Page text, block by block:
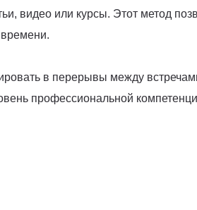
видео или курсы. Этот метод
времени.
в перерывы между
профессиональной